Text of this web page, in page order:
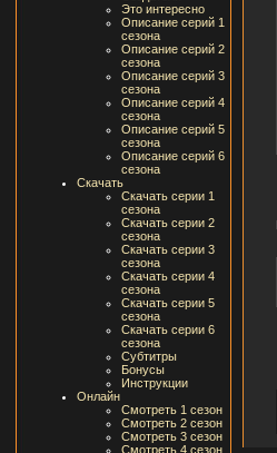
Это интересно
Описание серий 1
сезона
Описание серий 2
сезона
Описание серий 3
сезона
Описание серий 4
сезона
Описание серий 5
сезона
Описание серий 6
сезона
Скачать
Скачать серии 1
сезона
Скачать серии 2
сезона
Скачать серии 3
сезона
Скачать серии 4
сезона
Скачать серии 5
сезона
Скачать серии 6
сезона
Субтитры
Бонусы
Инструкции
Онлайн
Смотреть 1 сезон
Смотреть 2 сезон
Смотреть 3 сезон
Смотреть 4 сезон